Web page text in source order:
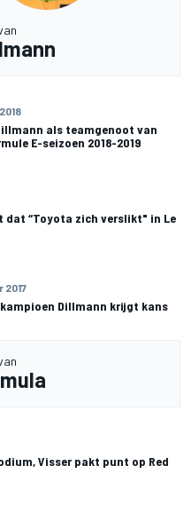
als teamgenoot van
E-seizoen 2018-2019
dat “Toyota zich verslikt" in Le
2017
kampioen Dillmann krijgt kans
Visser pakt punt op Red